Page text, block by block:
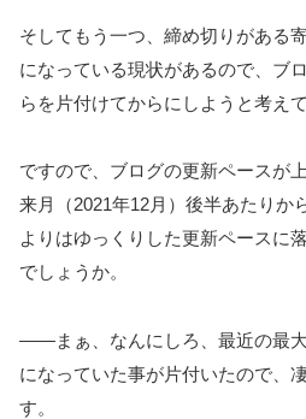
そしてもう一つ、締め切りがある
になっている現状があるので、ブ
らを片付けてからにしようと考えて
ですので、ブログの更新ペースが
来月（2021年12月）後半あたりか
よりはゆっくりした更新ペースに
でしょうか。
――まぁ、なんにしろ、最近の最
になっていた事が片付いたので、
す。